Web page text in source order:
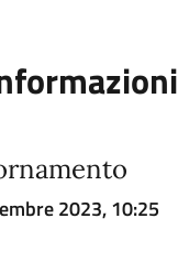
2023, 10:25